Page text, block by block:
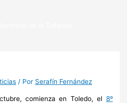
/ Por Serafín Fernández
comienza en Toledo, el 8º